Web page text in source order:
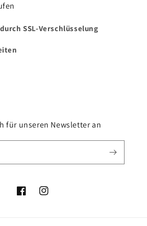
SSL-Verschlüsselung
für unseren Newsletter an
FacebookInstagram